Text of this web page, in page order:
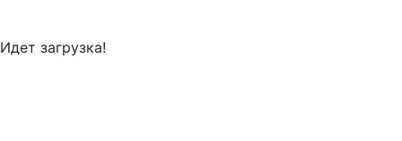
Идет загрузка!